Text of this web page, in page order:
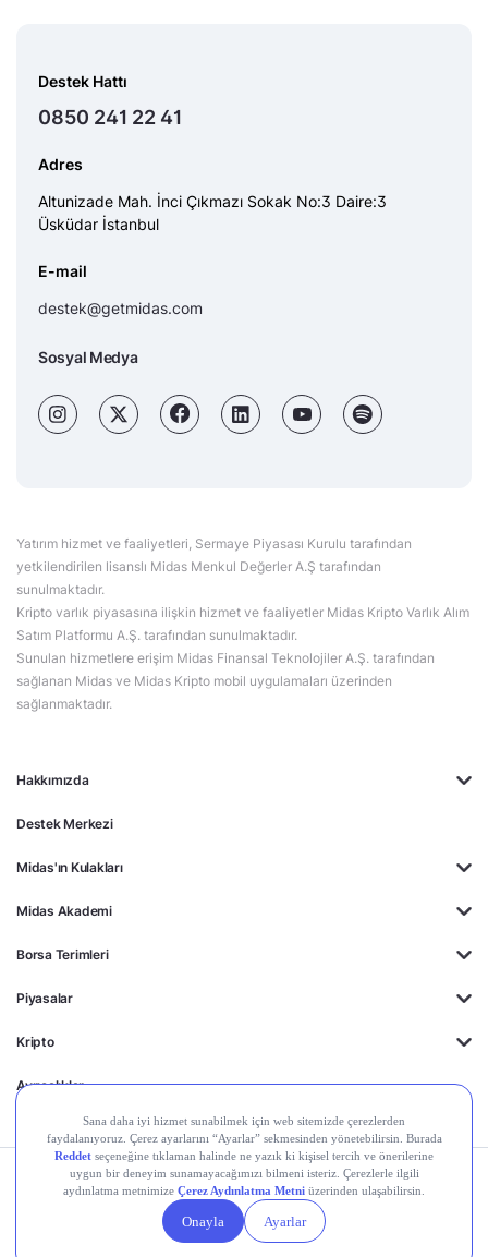
Hakkımızda
Destek Merkezi
Midas'ın Kulakları
Midas Akademi
Borsa Terimleri
Piyasalar
Kripto
Ayrıcalıklar
Destek Hattı
0850 241 22 41
Adres
Altunizade Mah. İnci Çıkmazı Sokak No:3 Daire:3
Üsküdar İstanbul
E-mail
destek@getmidas.com
Sosyal Medya
Yatırım hizmet ve faaliyetleri, Sermaye Piyasası Kurulu tarafından
yetkilendirilen lisanslı Midas Menkul Değerler A.Ş tarafından
sunulmaktadır.
Kripto varlık piyasasına ilişkin hizmet ve faaliyetler Midas Kripto Varlık Alım
Satım Platformu A.Ş. tarafından sunulmaktadır.
Sunulan hizmetlere erişim Midas Finansal Teknolojiler A.Ş. tarafından
sağlanan Midas ve Midas Kripto mobil uygulamaları üzerinden
sağlanmaktadır.
Kişisel Verilerin
Gizlilik
Politikası
Yasal
Duyurular
Çerez